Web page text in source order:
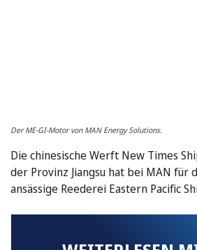
Der ME-GI-Motor von MAN Energy Solutions.
Die chinesische Werft New Times
der Provinz Jiangsu hat bei MAN für
ansässige Reederei Eastern Pacific